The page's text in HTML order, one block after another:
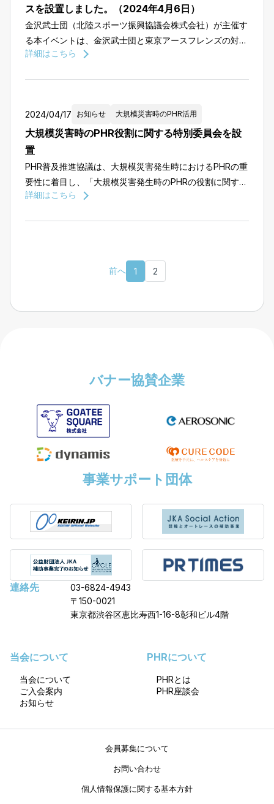
スを設置しました。（2024年4月6日）
金沢武士団（北陸スポーツ振興協議会株式会社）が主催す
る本イベントは、金沢武士団と東京アースフレンズの対戦
を「復興支援ゲーム」として位置付け、同時に「新たな街
詳細はこちら
2024/04/17 お知らせ 大規模災害時のPHR活用
大規模災害時のPHR役割に関する特別委員会を設
置
PHR普及推進協議は、大規模災害発生時におけるPHRの重
要性に着目し、「大規模災害発生時のPHRの役割に関する
特別委員」の設置いたしました。
詳細はこちら
前へ 1 2
バナー協賛企業
事業サポート団体
連絡先
03-6824-4943
〒150-0021
東京都渋谷区恵比寿西1-16-8彰和ビル4階
当会について
当会について
ご入会案内
お知らせ
PHRについて
PHRとは
PHR座談会
会員募集について
お問い合わせ
個人情報保護に関する基本方針